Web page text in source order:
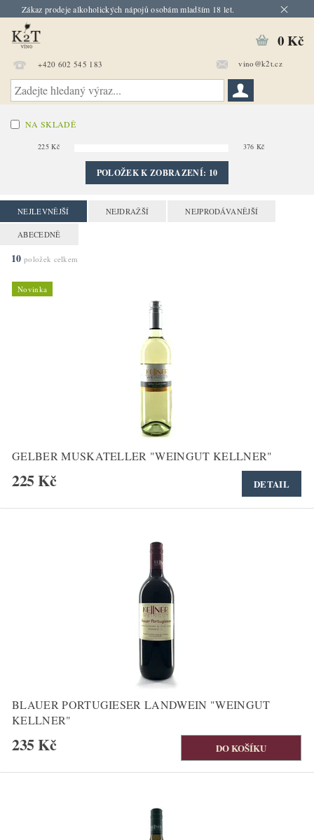
Zákaz prodeje alkoholických nápojů osobám mladším 18 let.
+420 602 545 183 vino@k2t.cz
0 Kč
NA SKLADĚ
225 Kč 376 Kč
POLOŽEK K ZOBRAZENÍ: 10
NEJLEVNĚJŠÍ NEJDRAŽŠÍ NEJPRODÁVANĚJŠÍ
ABECEDNĚ
10 položek celkem
Novinka
GELBER MUSKATELLER "WEINGUT KELLNER"
225 Kč DETAIL
BLAUER PORTUGIESER LANDWEIN "WEINGUT
KELLNER"
235 Kč